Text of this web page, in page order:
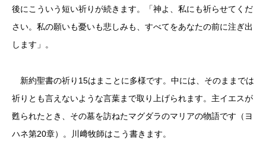
後にこういう短い祈りが続きます。「神よ、私にも祈らせてくだ
さい。私の願いも憂いも悲しみも、すべてをあなたの前に注ぎ出
します」。
新約聖書の祈り15はまことに多様です。中には、そのままでは
祈りとも言えないような言葉まで取り上げられます。主イエスが
甦られたとき、その墓を訪ねたマグダラのマリアの物語です（ヨ
ハネ第20章）。川﨑牧師はこう書きます。